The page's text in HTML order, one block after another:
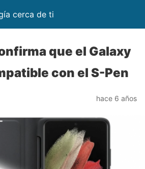
cerca de ti
que el Galaxy
con el S-Pen
hace 6 años